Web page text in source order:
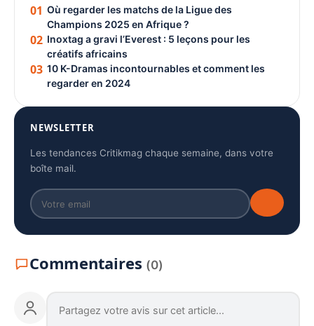
01 Où regarder les matchs de la Ligue des
Champions 2025 en Afrique ?
02 Inoxtag a gravi l’Everest : 5 leçons pour les
créatifs africains
03 10 K-Dramas incontournables et comment les
regarder en 2024
NEWSLETTER
Les tendances Critikmag chaque semaine, dans votre
boîte mail.
Commentaires (0)